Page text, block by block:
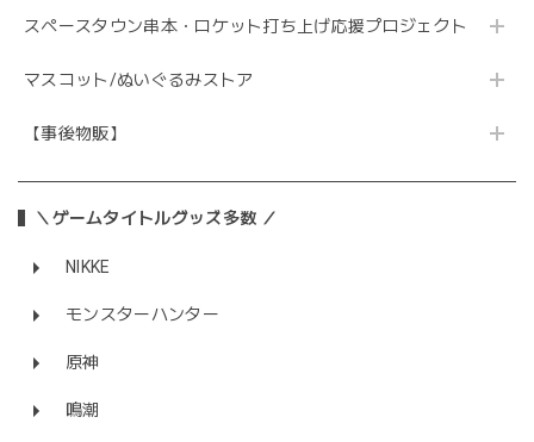
スペースタウン串本・ロケット打ち上げ応援プロジェクト
マスコット/ぬいぐるみストア
【事後物販】
＼ゲームタイトルグッズ多数 ／
NIKKE
モンスターハンター
原神
鳴潮